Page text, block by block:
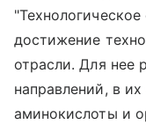
достижение
отрасли. Для нее
направлений, в
аминокислоты и